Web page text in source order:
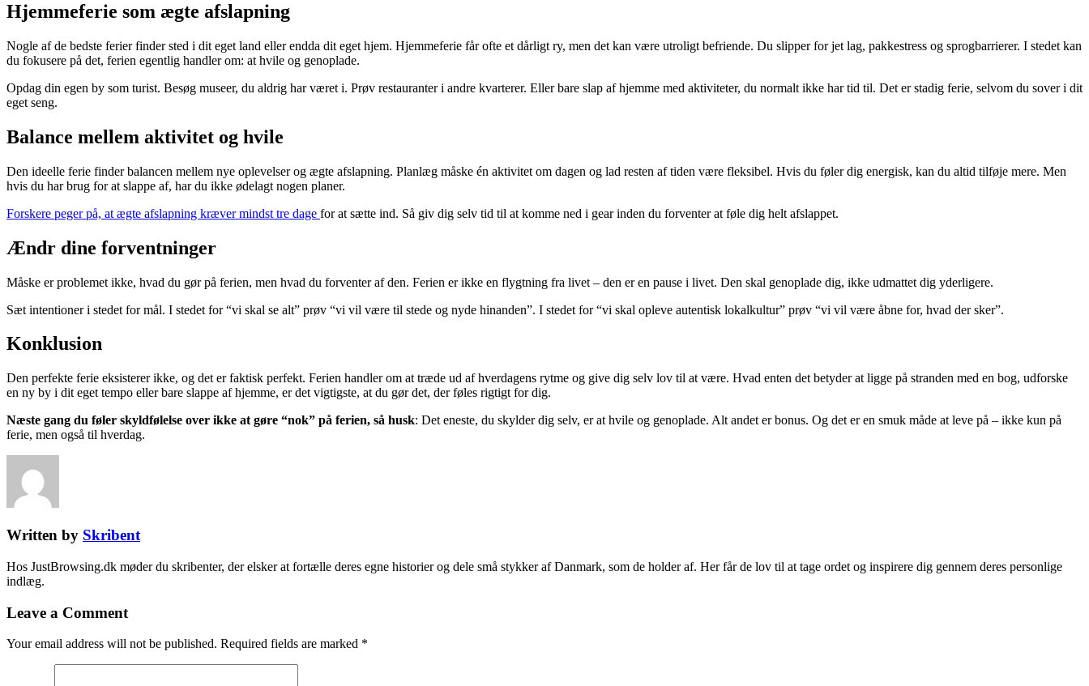
Hjemmeferie som ægte afslapning
Nogle af de bedste ferier finder sted i dit eget land eller endda dit eget hjem. Hjemmeferie får ofte et dårligt ry, men det kan være utroligt befriende. Du slipper for jet lag, pakkestress og sprogbarrierer. I stedet kan
du fokusere på det, ferien egentlig handler om: at hvile og genoplade.
Opdag din egen by som turist. Besøg museer, du aldrig har været i. Prøv restauranter i andre kvarterer. Eller bare slap af hjemme med aktiviteter, du normalt ikke har tid til. Det er stadig ferie, selvom du sover i dit
eget seng.
Balance mellem aktivitet og hvile
Den ideelle ferie finder balancen mellem nye oplevelser og ægte afslapning. Planlæg måske én aktivitet om dagen og lad resten af tiden være fleksibel. Hvis du føler dig energisk, kan du altid tilføje mere. Men
hvis du har brug for at slappe af, har du ikke ødelagt nogen planer.
Forskere peger på, at ægte afslapning kræver mindst tre dage for at sætte ind. Så giv dig selv tid til at komme ned i gear inden du forventer at føle dig helt afslappet.
Ændr dine forventninger
Måske er problemet ikke, hvad du gør på ferien, men hvad du forventer af den. Ferien er ikke en flygtning fra livet – den er en pause i livet. Den skal genoplade dig, ikke udmattet dig yderligere.
Sæt intentioner i stedet for mål. I stedet for “vi skal se alt” prøv “vi vil være til stede og nyde hinanden”. I stedet for “vi skal opleve autentisk lokalkultur” prøv “vi vil være åbne for, hvad der sker”.
Konklusion
Den perfekte ferie eksisterer ikke, og det er faktisk perfekt. Ferien handler om at træde ud af hverdagens rytme og give dig selv lov til at være. Hvad enten det betyder at ligge på stranden med en bog, udforske
en ny by i dit eget tempo eller bare slappe af hjemme, er det vigtigste, at du gør det, der føles rigtigt for dig.
Næste gang du føler skyldfølelse over ikke at gøre “nok” på ferien, så husk: Det eneste, du skylder dig selv, er at hvile og genoplade. Alt andet er bonus. Og det er en smuk måde at leve på – ikke kun på
ferie, men også til hverdag.
Written by Skribent
Hos JustBrowsing.dk møder du skribenter, der elsker at fortælle deres egne historier og dele små stykker af Danmark, som de holder af. Her får de lov til at tage ordet og inspirere dig gennem deres personlige
indlæg.
Leave a Comment
Your email address will not be published. Required fields are marked *